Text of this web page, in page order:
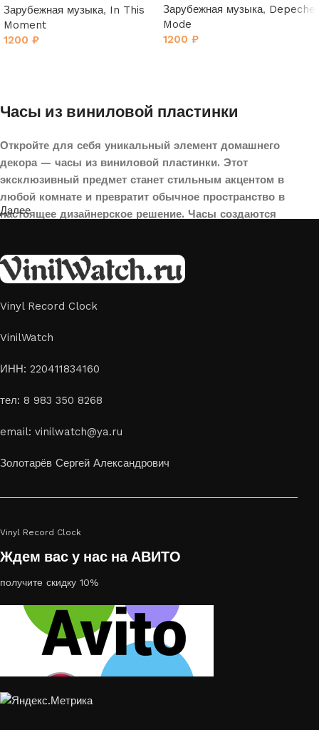
Зарубежная музыка, In This
Moment
1200 ₽
Зарубежная музыка, Depeche
Mode
1200 ₽
Часы из виниловой пластинки
Откройте для себя уникальный элемент домашнего
декора — часы из виниловой пластинки. Этот
эксклюзивный предмет станет стильным акцентом в
любой комнате и превратит обычное пространство в
настоящее дизайнерское решение. Часы создаются
аксессуар идеально подойдет для гостиной, спальни,
офиса или даже для оформления кафе, студии или
творческого пространства.
Картины на стекле и дереве
Лазерная гравировка на стекле или дереве, оригинальный
или украсить свой дом
украсить пространство, лазерная гравировка фото по дереву
Далее
Vinyl Record Clock
VinilWatch
ИНН: 220411834160
тел: 8 983 350 8268
email: vinilwatch@ya.ru
Золотарёв Сергей Александрович
Vinyl Record Clock
Ждем вас у нас на АВИТО
получите скидку 10%